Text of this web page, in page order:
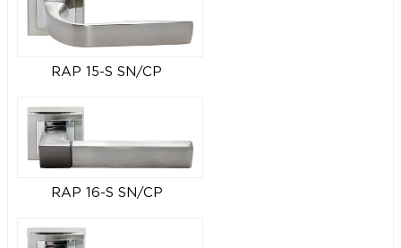
RAP 15-S SN/CP
RAP 16-S SN/CP